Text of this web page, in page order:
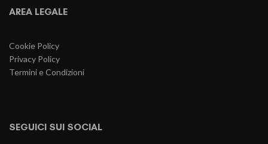
AREA LEGALE
Cookie Policy
Privacy Policy
Termini e Condizioni
SEGUICI SUI SOCIAL